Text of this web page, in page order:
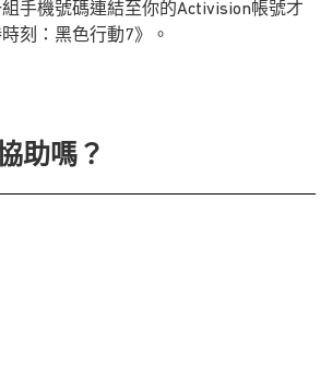
手機號碼連結至你的Activision帳號才
刻：黑色行動7》。
助嗎？